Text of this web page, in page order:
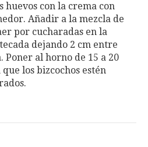
huevos con la crema con
Añadir a la mezcla de
por cucharadas en la
dejando 2 cm entre
Poner al horno de 15 a 20
los bizcochos estén